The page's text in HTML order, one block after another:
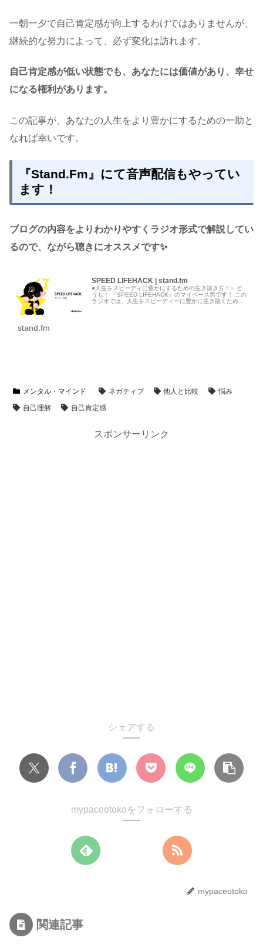
一朝一夕で自己肯定感が向上するわけではありませんが、
継続的な努力によって、必ず変化は訪れます。
自己肯定感が低い状態でも、あなたには価値があり、幸せ
になる権利があります。
この記事が、あなたの人生をより豊かにするための一助と
なれば幸いです。
『Stand.Fm』にて音声配信もやってい
ます！
ブログの内容をよりわかりやすくラジオ形式で解説してい
るので、ながら聴きにオススメです✨
SPEED LIFEHACK | stand.fm
●人生をスピーディに豊かにするための生き抜き方！✨ ど
うも！ 『SPEED LIFEHACK』のマイペース男です！ この
ラジオでは、人生をスピーディーに豊かに生き抜くための
stand.fm
メンタル・マインド ネガティブ 他人と比較
悩み
自己理解
自己肯定感
スポンサーリンク
シェアする
mypaceotokoをフォローする
mypaceotoko
関連記事